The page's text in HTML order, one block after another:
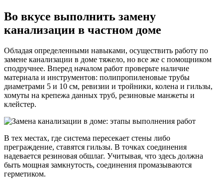
Во вкусе выполнить замену
канализации в частном доме
Обладая определенными навыками, осуществить работу по
замене канализации в доме тяжело, но все же с помощником
сподручнее. Вперед началом работ проверьте наличие
материала и инструментов: полипропиленовые трубы
диаметрами 5 и 10 см, ревизии и тройники, колена и гильзы,
хомуты на крепежа данных труб, резиновые манжеты и
клейстер.
В тех местах, где система пересекает стены либо
преграждение, ставятся гильзы. В точках соединения
надевается резиновая обшлаг. Учитывая, что здесь должна
быть мощная замкнутость, соединения промазываются
герметиком.